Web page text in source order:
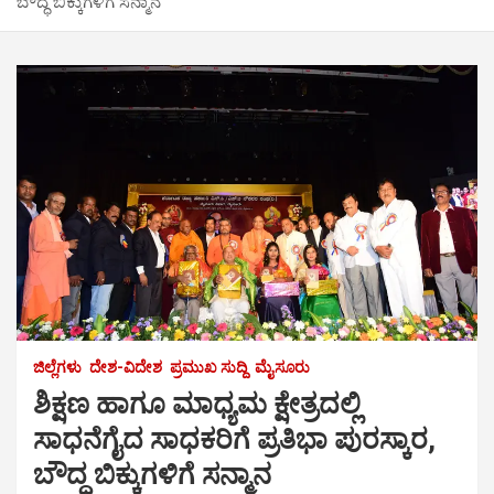
ಜಿಲ್ಲೆಗಳು ದೇಶ-ವಿದೇಶ ಪ್ರಮುಖ ಸುದ್ದಿ ಮೈಸೂರು
ಶಿಕ್ಷಣ ಹಾಗೂ ಮಾಧ್ಯಮ ಕ್ಷೇತ್ರದಲ್ಲಿ
ಸಾಧನೆಗೈದ ಸಾಧಕರಿಗೆ ಪ್ರತಿಭಾ ಪುರಸ್ಕಾರ,
ಬೌದ್ಧ ಬಿಕ್ಕುಗಳಿಗೆ ಸನ್ಮಾನ